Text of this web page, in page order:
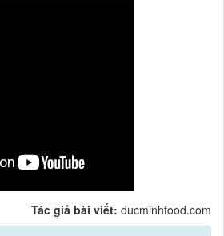
Tác giả bài viết: ducminhfood.com